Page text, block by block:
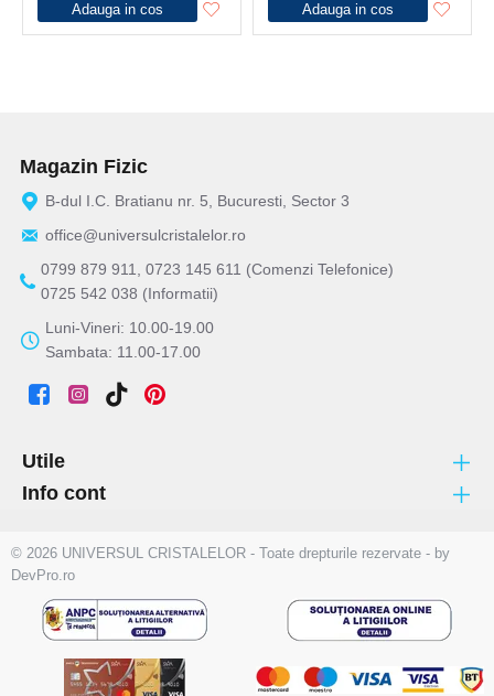
Adauga in cos Adauga in cos
Magazin Fizic
B-dul I.C. Bratianu nr. 5, Bucuresti, Sector 3
office@universulcristalelor.ro
0799 879 911, 0723 145 611 (Comenzi Telefonice)
0725 542 038 (Informatii)
Luni-Vineri: 10.00-19.00
Sambata: 11.00-17.00
Utile
Info cont
© 2026 UNIVERSUL CRISTALELOR - Toate drepturile rezervate - by
DevPro.ro